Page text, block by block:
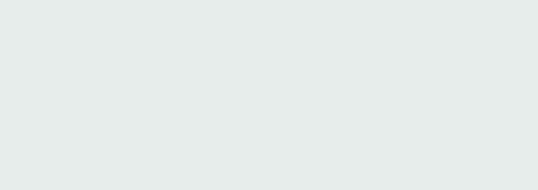
à ce que je faisais. Développer Sweet 4U à
une évidence, tant le secteur de la petite enfance